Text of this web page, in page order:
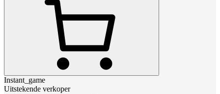
Instant_game
Uitstekende verkoper